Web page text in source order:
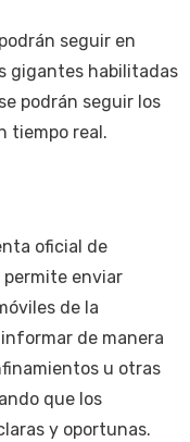
seguir en
gigantes habilitadas
podrán seguir los
tiempo real.
oficial de
enviar
de la
de manera
u otras
que los
y oportunas.